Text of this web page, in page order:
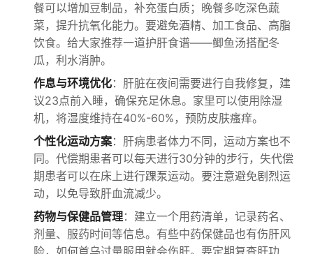
餐可以增加豆制品，补充蛋白质；晚餐多吃深色蔬
菜，提升抗氧化能力。要避免酒精、加工食品、高脂
饮食。给大家推荐一道护肝食谱——鲫鱼汤搭配冬
瓜，利水消肿。
作息与环境优化：肝脏在夜间需要进行自我修复，建
议23点前入睡，确保充足休息。家里可以使用除湿
机，将湿度维持在40%-60%，预防皮肤瘙痒。
个性化运动方案：肝病患者体力不同，运动方案也不
同。代偿期患者可以每天进行30分钟的步行，失代偿
期患者可以在床上进行踝泵运动。要注意避免剧烈运
动，以免导致肝血流减少。
药物与保健品管理：建立一个用药清单，记录药名、
剂量、服药时间等信息。有些中药保健品也有伤肝风
险，如何首乌过量服用就会伤肝。要定期复查肝功